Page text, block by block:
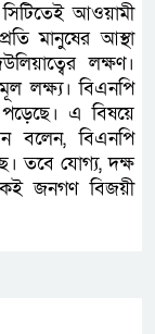
আওয়ামী
মানুষের আস্থা
লক্ষণ।
লক্ষ্য। বিএনপি
পড়েছে। এ বিষয়ে
বলেন, বিএনপি
তবে যোগ্য, দক্ষ
জনগণ বিজয়ী